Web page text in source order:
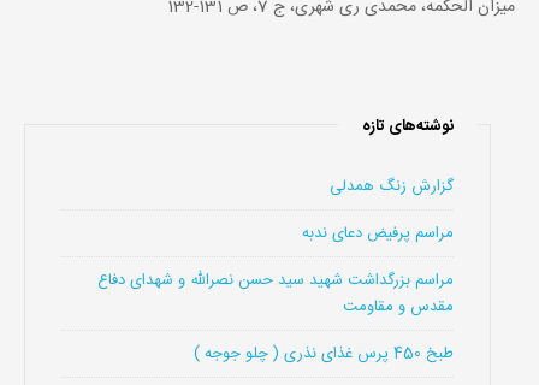
میزان الحكمه، محمدى رى شهرى، ج 7، ص 131-132
نوشته‌های تازه
گزارش زنگ همدلی
مراسم پرفیض دعای ندبه
مراسم بزرگداشت شهید سید حسن نصرالله و شهدای دفاع
مقدس و مقاومت
طبخ 450 پرس غذای نذری ( چلو جوجه )